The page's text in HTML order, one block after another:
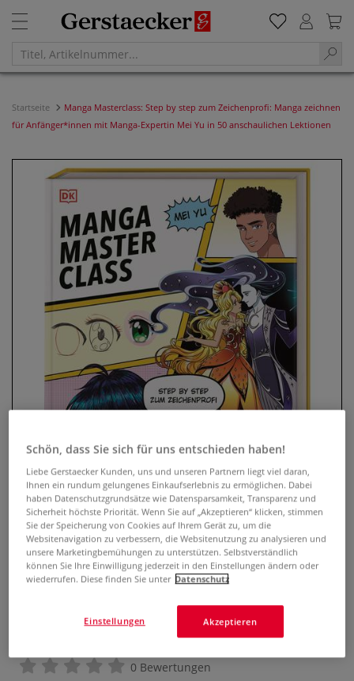
Startseite
Manga Masterclass: Step by step zum Zeichenprofi: Manga zeichnen
für Anfänger*innen mit Manga-Expertin Mei Yu in 50 anschaulichen Lektionen
Manga Masterclass: Step by step
zum Zeichenprofi: Manga
zeichnen für Anfänger*innen mit
Manga-Expertin Mei Yu in 50
anschaulichen Lektionen
0 Bewertungen
Schön, dass Sie sich für uns entschieden haben!
Liebe Gerstaecker Kunden, uns und unseren Partnern liegt viel daran,
Ihnen ein rundum gelungenes Einkaufserlebnis zu ermöglichen. Dabei
haben Datenschutzgrundsätze wie Datensparsamkeit, Transparenz und
Sicherheit höchste Priorität. Wenn Sie auf „Akzeptieren“ klicken, stimmen
Sie der Speicherung von Cookies auf Ihrem Gerät zu, um die
Websitenavigation zu verbessern, die Websitenutzung zu analysieren und
unsere Marketingbemühungen zu unterstützen. Selbstverständlich
können Sie Ihre Einwilligung jederzeit in den Einstellungen ändern oder
wiederrufen. Diese finden Sie unter Datenschutz
Akzeptieren
Einstellungen